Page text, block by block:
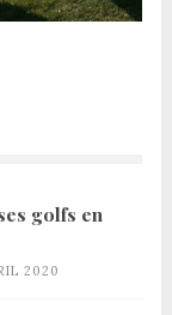
golfs en
2020